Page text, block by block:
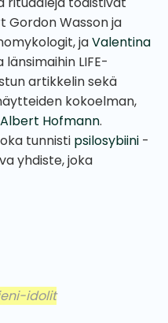
Gordon Wasson ja
jaValentina
LIFE-
artikkelin sekä
kokoelman,
Albert Hofmann.
tunnisti psilosybiini -
yhdiste, joka
idolit